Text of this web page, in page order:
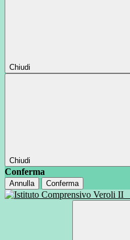
Chiudi
Chiudi
Conferma
Annulla Conferma